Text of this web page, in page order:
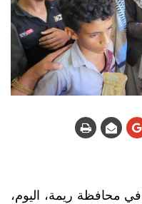
محافظة ريمة، اليوم،